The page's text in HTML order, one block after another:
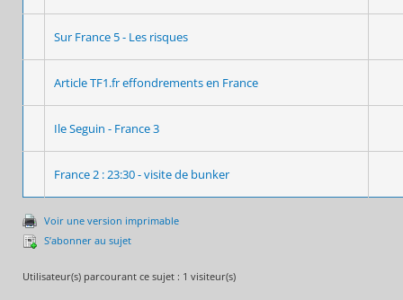
Sur France 5 - Les risques
Article TF1.fr effondrements en France
Ile Seguin - France 3
France 2 : 23:30 - visite de bunker
Voir une version imprimable
S’abonner au sujet
Utilisateur(s) parcourant ce sujet : 1 visiteur(s)